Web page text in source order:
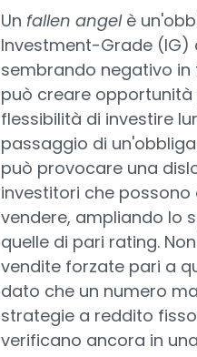
Un fallen angel è
Investment-Grade (IG)
sembrando negativo
può creare opportunità
flessibilità di investire
passaggio di
può provocare una
investitori che
vendere, ampliando lo
quelle di pari rating.
vendite forzate pari a
dato che un numero
strategie a reddito
verificano ancora in